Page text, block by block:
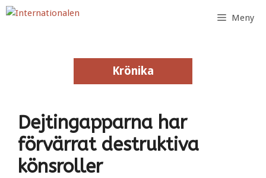
Hoppa
Meny
Krönika
Krönika
Dejtingapparna har
förvärrat destruktiva
könsroller